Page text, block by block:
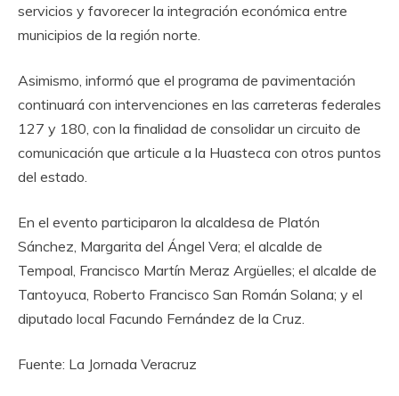
servicios y favorecer la integración económica entre
municipios de la región norte.
Asimismo, informó que el programa de pavimentación
continuará con intervenciones en las carreteras federales
127 y 180, con la finalidad de consolidar un circuito de
comunicación que articule a la Huasteca con otros puntos
del estado.
En el evento participaron la alcaldesa de Platón
Sánchez, Margarita del Ángel Vera; el alcalde de
Tempoal, Francisco Martín Meraz Argüelles; el alcalde de
Tantoyuca, Roberto Francisco San Román Solana; y el
diputado local Facundo Fernández de la Cruz.
Fuente: La Jornada Veracruz